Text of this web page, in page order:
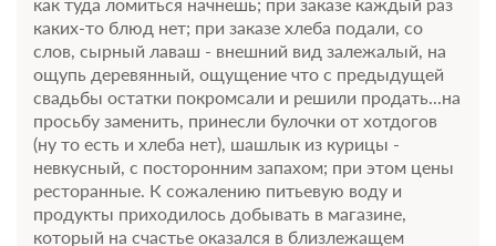
каких-то блюд нет; при заказе хлеба подали, со
слов, сырный лаваш - внешний вид залежалый, на
ощупь деревянный, ощущение что с предыдущей
свадьбы остатки покромсали и решили продать...на
просьбу заменить, принесли булочки от хотдогов
(ну то есть и хлеба нет), шашлык из курицы -
невкусный, с посторонним запахом; при этом цены
ресторанные. К сожалению питьевую воду и
продукты приходилось добывать в магазине,
который на счастье оказался в близлежащем